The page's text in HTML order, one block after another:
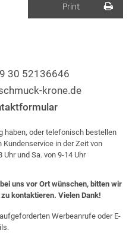
Print
30 52136646
krone.de
haben, oder telefonisch bestellen
Kundenservice in der Zeit von
Uhr und Sa. von 9-14 Uhr
uns vor Ort wünschen, bitten wir
kontaktieren. Vielen Dank!
Werbeanrufe oder E-